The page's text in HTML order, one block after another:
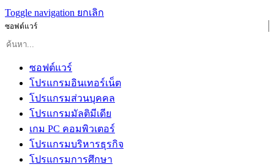
Toggle navigation ยกเลิก
ซอฟต์แวร์
ซอฟต์แวร์
โปรแกรมอินเทอร์เน็ต
โปรแกรมส่วนบุคคล
โปรแกรมมัลติมีเดีย
เกม PC คอมพิวเตอร์
โปรแกรมบริหารธุรกิจ
โปรแกรมการศึกษา